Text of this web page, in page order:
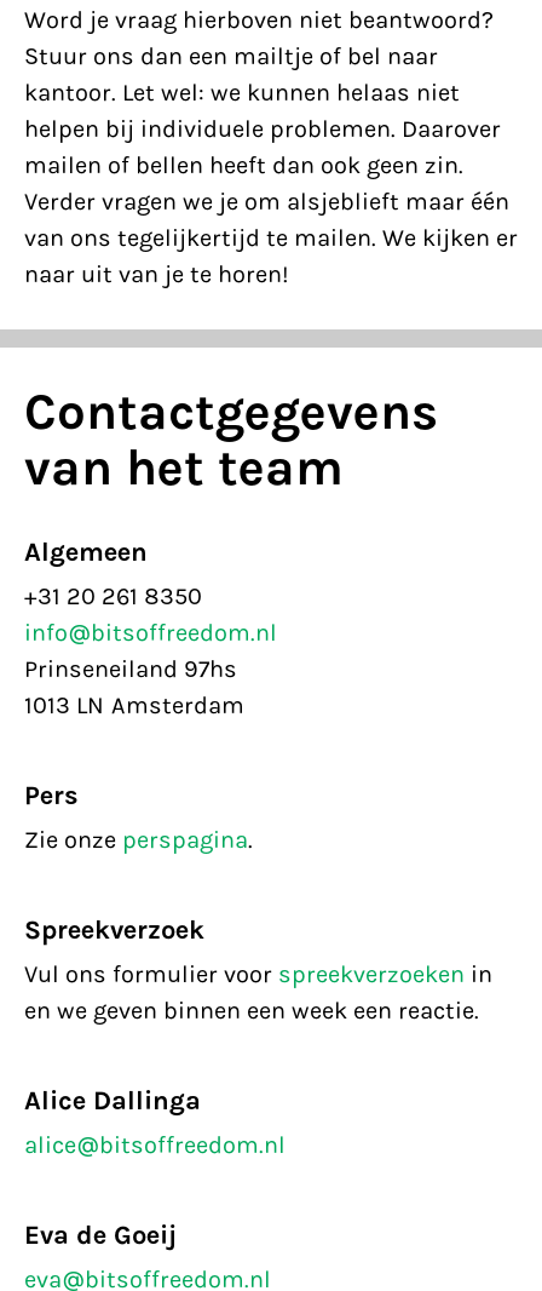
Word je vraag hierboven niet beantwoord?
Stuur ons dan een mailtje of bel naar
kantoor. Let wel: we kunnen helaas niet
helpen bij individuele problemen. Daarover
mailen of bellen heeft dan ook geen zin.
Verder vragen we je om alsjeblieft maar één
van ons tegelijkertijd te mailen. We kijken er
naar uit van je te horen!
Contactgegevens
van het team
Algemeen
+31 20 261 8350
info@bitsoffreedom.nl
Prinseneiland 97hs
1013 LN Amsterdam
Pers
Zie onze perspagina.
Spreekverzoek
Vul ons formulier voor spreekverzoeken in
en we geven binnen een week een reactie.
Alice Dallinga
alice@bitsoffreedom.nl
Eva de Goeij
eva@bitsoffreedom.nl